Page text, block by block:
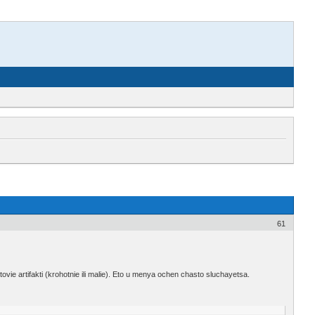
61
artifakti (krohotnie ili malie). Eto u menya ochen chasto sluchayetsa.